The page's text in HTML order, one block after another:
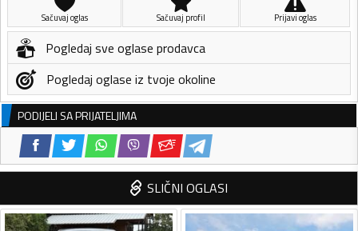
Sačuvaj oglas Sačuvaj profil Prijavi oglas
Pogledaj sve oglase prodavca
Pogledaj oglase iz tvoje okoline
PODIJELI SA PRIJATELJIMA
SLIČNI OGLASI